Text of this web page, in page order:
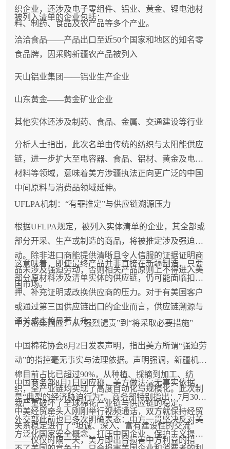
织企业，还涉及电子零组件、铝业、黄金、锂电池材
料、制药、食品及农产品等多个产业。
被列入清单的企业包括：
洽洽食品——产品出口至近50个国家和地区的知名零
食品牌，因采购新疆农产品被列入
天山铝业集团——铝业生产企业
山东黄金——黄金矿业企业
其他实体还涉及制药、食品、金属、交通建设等行业
分析人士指出，此次名单由传统的纺织与太阳能供应
链，进一步扩大至电容器、食品、铝材、黄金及电池
材料等领域，意味着美方涉疆执法正向更广泛的中国
中间原料与消费品领域延伸。
UFLPA机制：“有罪推定”与供应链溯源压力
根据UFLPA规定，被列入实体清单的企业，其全部或
部分开采、生产或制造的商品，将被推定涉及强迫劳
动。除非进口商能提供清晰且令人信服的证据证明商
品未涉及强迫劳动，否则相关产品原则上不得进入美
国市场。
这意味着，即使最终产品并非直接在新疆制造，只要
部分原材料涉及清单实体的供应链，仍可能面临扣
押、补充证明或改换供应商的压力。对于有美国客户
或通过第三国供应链出口的企业而言，供应链溯源与
通关成本将显著上升。
中方密集回应：从“强烈谴责”到“将采取必要措施”
中国棉花协会8月2日发表声明，指出美方所谓“强迫劳
动”的指控毫无事实与法理依据。声明强调，新疆机採
棉目前占比已超过90%，从种植、採摘到加工、纺
织，全产业链均实现了高度自动化与规模化。此次制
裁严重破坏了全球棉花产业链与供应链的稳定。
中国商务部8月1日回应称，美方做法毫无事实依据，
是“典型的经济胁迫行为”。商务部特别指出：7月30日
中美经贸牵头人刚刚举行视频通话，双方就保持经贸
关系稳定进行了“坦诚、深入、富有建设性的交流”
——仅仅时隔一天，美方即出台损害中方利益的措
外交部此前也已多次明确表态：中方一贯坚决反对美
方泛化国家安全概念、打压中国企业，保护主义提升